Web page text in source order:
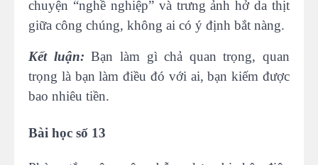
chuyện “nghề nghiệp” và trưng ảnh hở da thịt
giữa công chúng, không ai có ý định bắt nàng.
Kết luận: Bạn làm gì chả quan trọng, quan
trọng là bạn làm điều đó với ai, bạn kiếm được
bao nhiêu tiền.
Bài học số 13